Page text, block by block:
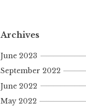
Archives
June 2023
September 2022
June 2022
May 2022